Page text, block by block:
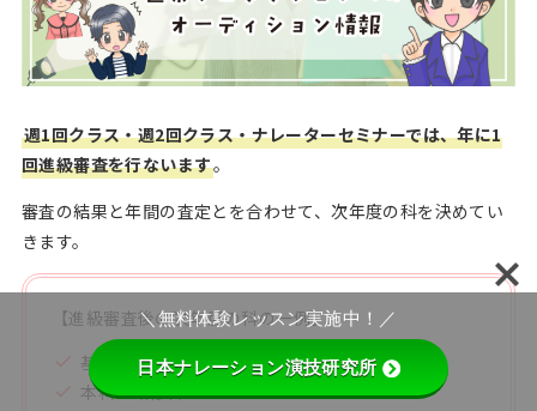
週1回クラス・週2回クラス・ナレーターセミナーでは、年に1
回進級審査を行ないます。
審査の結果と年間の査定とを合わせて、次年度の科を決めてい
きます。
【進級審査後の次年度の科の一例】
基礎科→本科
本科→研修科
＼無料体験レッスン実施中！／
日本ナレーション演技研究所